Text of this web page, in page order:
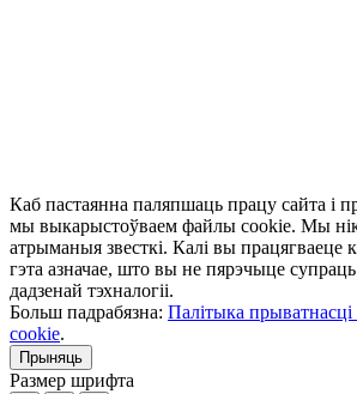
Каб пастаянна паляпшаць працу сайта і
мы выкарыстоўваем файлы cookie. Мы
атрыманыя звесткі. Калі вы працягваеце
гэта азначае, што вы не пярэчыце
дадзенай тэхналогіі.
Больш падрабязна: Палітыка
cookie.
Прыняць
Размер шрифта